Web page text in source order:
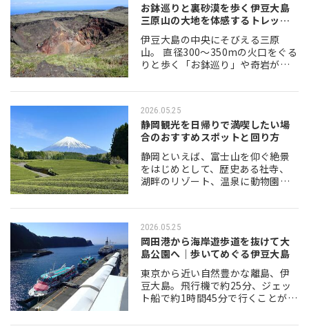
お鉢巡りと裏砂漠を歩く伊豆大島
三原山の大地を体感するトレッキ
ングコース
伊豆大島の中央にそびえる三原
山。 直径300〜350mの火口をぐる
りと歩く「お鉢巡り」や奇岩が並
して日本で唯一地図上に"砂漠"と
活火山ならで…
2026.05.25
静岡観光を日帰りで満喫したい場
合のおすすめスポットと回り方
静岡といえば、富士山を仰ぐ絶景
をはじめとして、歴史ある社寺、
湖畔のリゾート、温泉に動物園
プでも「全員が楽しめる場所」を
ートのようなエリアです…
2026.05.25
岡田港から海岸遊歩道を抜けて大
島公園へ｜歩いてめぐる伊豆大島
東京から近い自然豊かな離島、伊
豆大島。飛行機で約25分、ジェッ
ト船で約1時間45分で行くことがで
山、三原山を目指して訪れた筆者